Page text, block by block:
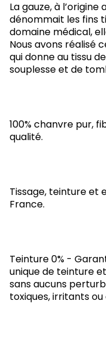
La gauze, à l’origine
dénommait les fins
domaine médical,
Nous avons réalisé
qui donne au tissu
souplesse et de
100% chanvre pur,
qualité.
Tissage, teinture et
France.
Teinture 0% -
unique de teinture
sans aucuns
toxiques, irritants